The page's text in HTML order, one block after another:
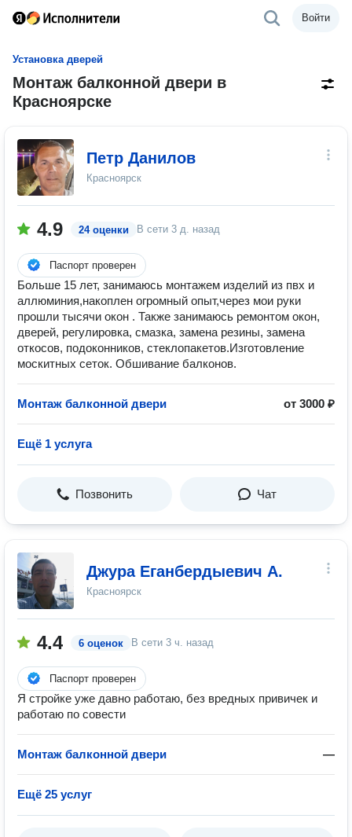
Войти
Установка дверей
Монтаж балконной двери в
Красноярске
Петр Данилов
Красноярск
4.9 24 оценки В сети 3 д. назад
Паспорт проверен
Больше 15 лет, занимаюсь монтажем изделий из пвх и
аллюминия,накоплен огромный опыт,через мои руки
прошли тысячи окон . Также занимаюсь ремонтом окон,
дверей, регулировка, смазка, замена резины, замена
откосов, подоконников, стеклопакетов.Изготовление
москитных сеток. Обшивание балконов.
Монтаж балконной двери от 3000 ₽
Ещё 1 услуга
Позвонить Чат
Джура Еганбердыевич А.
Красноярск
4.4 6 оценок В сети 3 ч. назад
Паспорт проверен
Я стройке уже давно работаю, без вредных привичек и
работаю по совести
Монтаж балконной двери —
Ещё 25 услуг